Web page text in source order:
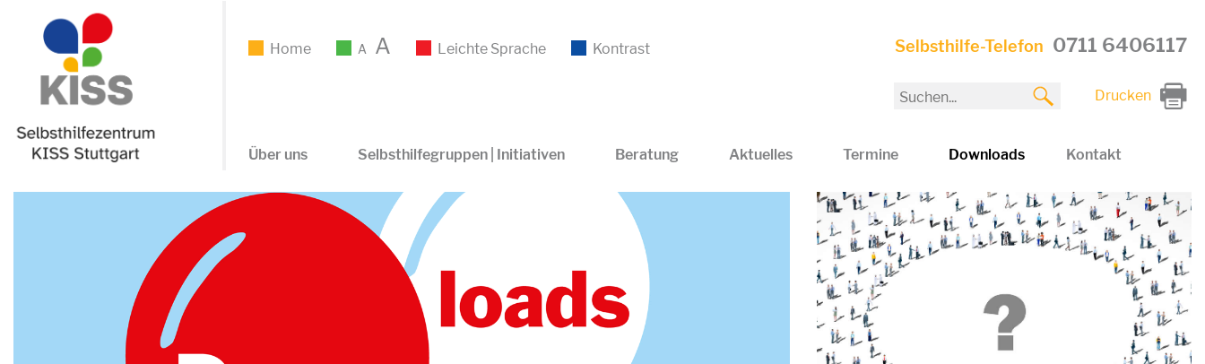
Home A A Leichte Sprache Kontrast Selbsthilfe-Telefon 0711 6406117
Drucken
Über uns Selbsthilfegruppen | Initiativen Beratung Aktuelles Termine Downloads Kontakt